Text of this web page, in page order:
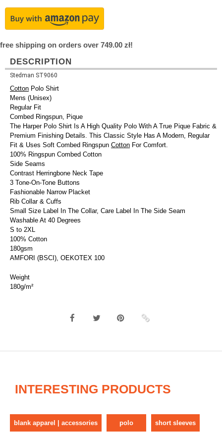
free shipping on orders over 749.00 zł!
DESCRIPTION
Stedman ST9060
Cotton Polo Shirt
Mens (Unisex)
Regular Fit
Combed Ringspun, Pique
The Harper Polo Shirt Is A High Quality Polo With A True Pique Fabric &
Premium Finishing Details. This Classic Style Has A Modern, Regular
Fit & Uses Soft Combed Ringspun Cotton For Comfort.
100% Ringspun Combed Cotton
Side Seams
Contrast Herringbone Neck Tape
3 Tone-On-Tone Buttons
Fashionable Narrow Placket
Rib Collar & Cuffs
Small Size Label In The Collar, Care Label In The Side Seam
Washable At 40 Degrees
S to 2XL
100% Cotton
180gsm
AMFORI (BSCI), OEKOTEX 100
Weight
180g/m²
INTERESTING PRODUCTS
blank apparel | accessories polo short sleeves